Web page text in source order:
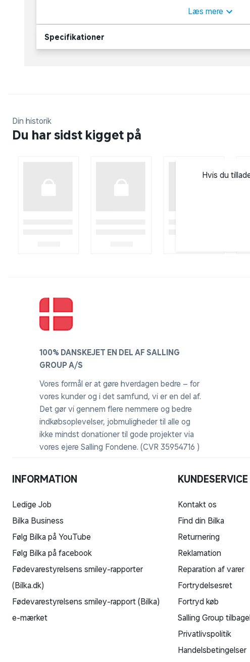
Læs mere
Specifikationer
Din historik
Du har sidst kigget på
Hvis du
100% DANSKEJET EN DEL AF SALLING
GROUP A/S
Vores formål er at gøre hverdagen bedre – for
vores kunder og i det samfund, vi er en del af.
Det gør vi gennem flere nemmere og bedre
indkøbsoplevelser, jobmuligheder til alle og
ikke mindst donationer til gode projekter via
vores ejere Salling Fondene. (CVR 35954716 )
INFORMATION
Ledige Job
Bilka Business
Følg Bilka på YouTube
Følg Bilka på facebook
Fødevarestyrelsens smiley-rapporter
(Bilka.dk)
Fødevarestyrelsens smiley-rapport (Bilka)
e-mærket
KUNDESERVICE
Kontakt os
Find din Bilka
Returnering
Reklamation
Reparation af varer
Fortrydelsesret
Fortryd køb
Salling Group
Privatlivspolitik
Handelsbetingelser